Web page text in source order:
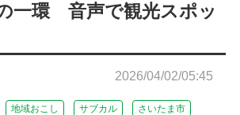
一環 音声で観光スポッ
2026/04/02/05:45
地域おこし サブカル さいたま市